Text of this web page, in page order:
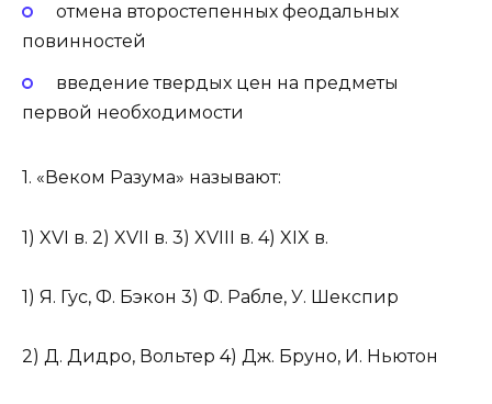
отмена второстепенных феодальных
повинностей
введение твердых цен на предметы
первой необходимости
1. «Веком Разума» называют:
1) XVI в. 2) XVII в. 3) XVIII в. 4) XIX в.
1) Я. Гус, Ф. Бэкон 3) Ф. Рабле, У. Шекспир
2) Д. Дидро, Вольтер 4) Дж. Бруно, И. Ньютон